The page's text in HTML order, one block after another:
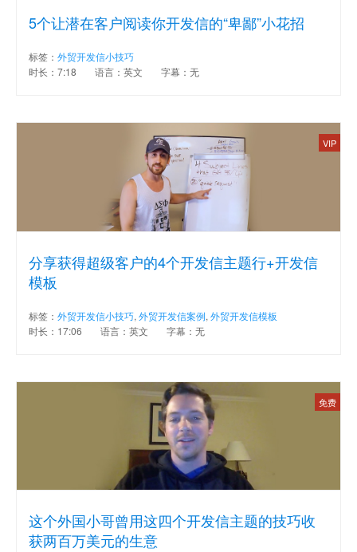
5个让潜在客户阅读你开发信的“卑鄙”小花招
标签： 外贸开发信小技巧
时长：7:18
语言：英文 字幕：无
分享获得超级客户的4个开发信主题行+开发信
模板
VIP
标签： 外贸开发信小技巧, 外贸开发信案例, 外贸开发信模板
时长：17:06
语言：英文 字幕：无
这个外国小哥曾用这四个开发信主题的技巧收
获两百万美元的生意
免费